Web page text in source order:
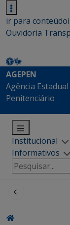
ir para conteúdo
Ouvidoria
AGEPEN
Agência
Penitenciário
Institucional
Informativos
Pesquisar
por: